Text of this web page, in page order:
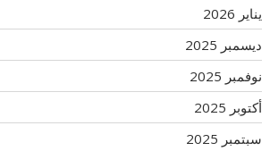
يناير 2026
ديسمبر 2025
نوفمبر 2025
أكتوبر 2025
سبتمبر 2025